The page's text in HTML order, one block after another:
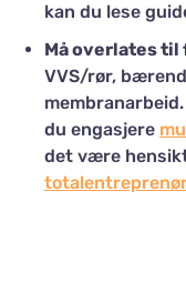
kan du lese
Må overlates til
VVS/rør,
du engasjere
det være
totalentreprenør